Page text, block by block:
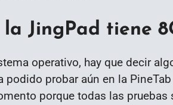
JingPad tiene
operativo, hay que decir
podido probar aún en la
porque todas las